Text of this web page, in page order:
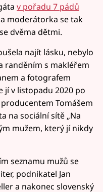
v pořadu 7 pádů
moderátorka se tak
dvěma dětmi.
najít lásku, nebylo
randěním s makléřem
a fotografem
jí v listopadu 2020 po
Tomášem
na sociální sítě „Na
mužem, který jí nikdy
seznamu mužů se
podnikatel Jan
a nakonec slovenský